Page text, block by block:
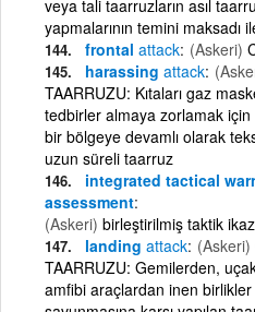
veya tali taarruzların asıl
yapmalarının temini maksadı
frontal attack (Askeri)
harassing attack
TAARRUZU: Kıtaları gaz
tedbirler almaya zorlamak için
bir bölgeye devamlı olarak
uzun süreli taarruz
integrated tactical
assessment
(Askeri) birleştirilmiş taktik
landing attack (Askeri)
TAARRUZU: Gemilerden,
amfibi araçlardan inen birlikler